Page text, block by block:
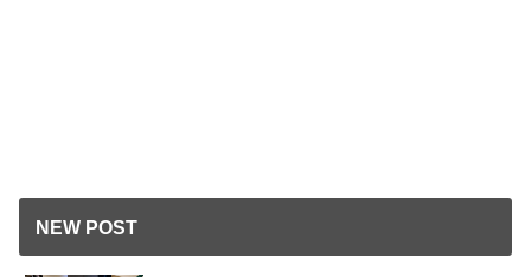
NEW POST